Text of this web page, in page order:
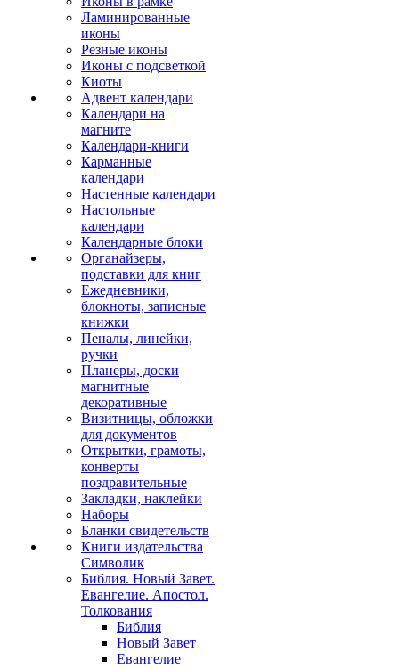
Ламинированные
иконы
Резные иконы
Иконы с подсветкой
Киоты
Адвент календари
Календари на
магните
Календари-книги
Карманные
календари
Настенные календари
Настольные
календари
Календарные блоки
Органайзеры,
подставки для книг
Ежедневники,
блокноты, записные
книжки
Пеналы, линейки,
ручки
Планеры, доски
магнитные
декоративные
Визитницы, обложки
для документов
Открытки, грамоты,
конверты
поздравительные
Закладки, наклейки
Наборы
Бланки свидетельств
Книги издательства
Символик
Библия. Новый Завет.
Евангелие. Апостол.
Толкования
Библия
Новый Завет
Евангелие